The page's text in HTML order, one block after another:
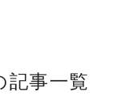
記事一覧